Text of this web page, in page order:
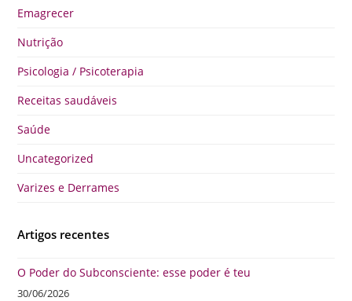
Emagrecer
Nutrição
Psicologia / Psicoterapia
Receitas saudáveis
Saúde
Uncategorized
Varizes e Derrames
Artigos recentes
O Poder do Subconsciente: esse poder é teu
30/06/2026